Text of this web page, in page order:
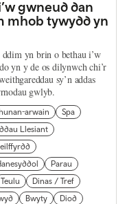
gwneud dan
mhob tywydd yn
yn brin o bethau i’w
yn y de os dilynwch chi’r
sy’n addas
gwlyb.
arwain
Spa
Llesiant
Parau
Teulu
Dinas / Tref
Bwyty
Diod